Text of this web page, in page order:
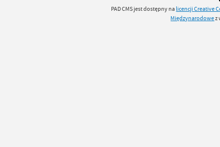
PAD CMS jest dostępny na licencjiCreative
Międzynarodowez